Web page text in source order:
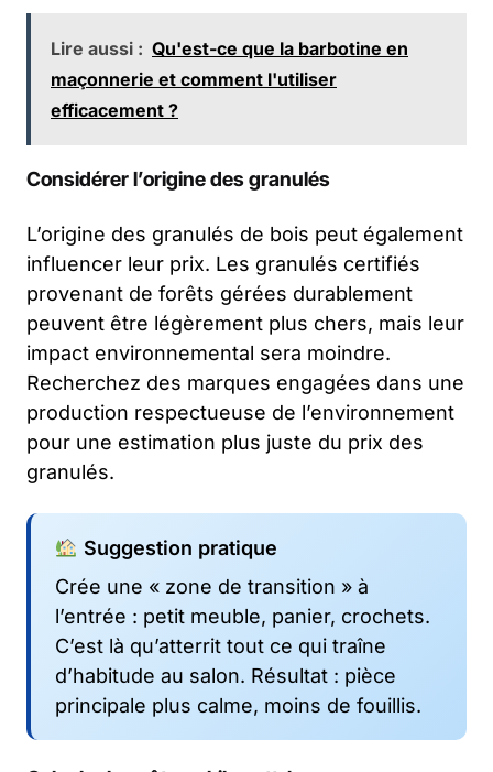
Lire aussi : Qu'est-ce que la barbotine en
maçonnerie et comment l'utiliser
efficacement ?
Considérer l’origine des granulés
L’origine des granulés de bois peut également
influencer leur prix. Les granulés certifiés
provenant de forêts gérées durablement
peuvent être légèrement plus chers, mais leur
impact environnemental sera moindre.
Recherchez des marques engagées dans une
production respectueuse de l’environnement
pour une estimation plus juste du prix des
granulés.
Suggestion pratique
Crée une « zone de transition » à
l’entrée : petit meuble, panier, crochets.
C’est là qu’atterrit tout ce qui traîne
d’habitude au salon. Résultat : pièce
principale plus calme, moins de fouillis.